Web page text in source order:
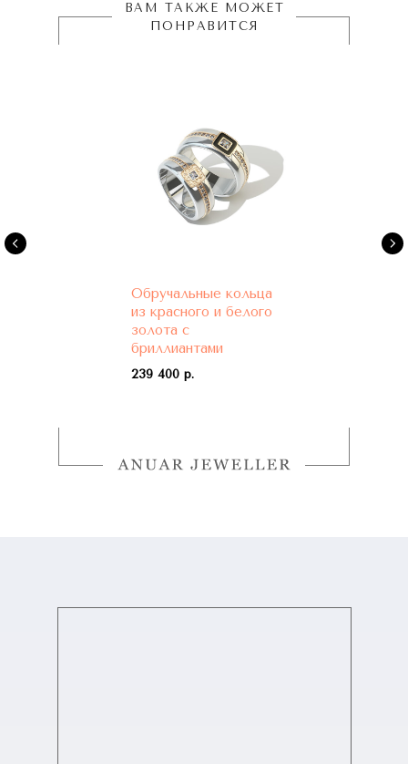
ВАМ ТАКЖЕ МОЖЕТ
ПОНРАВИТСЯ
Обручальные кольца
из красного и белого
золота с
бриллиантами
239 400 р.